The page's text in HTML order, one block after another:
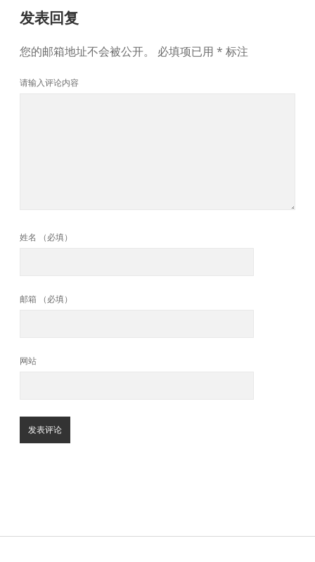
发表回复
您的邮箱地址不会被公开。 必填项已用 * 标注
请输入评论内容
姓名 （必填）
邮箱 （必填）
网站